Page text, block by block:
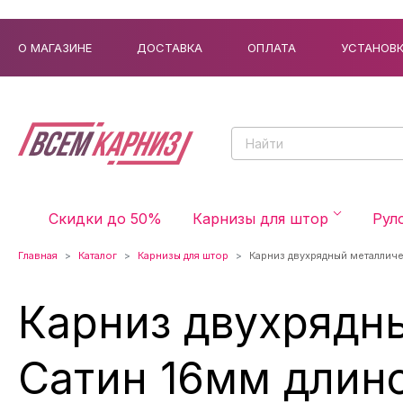
О МАГАЗИНЕ ДОСТАВКА ОПЛАТА
Скидки до 50% Карнизы для штор
Главная Каталог Карнизы для штор Карниз двухрядный
Карниз
Сатин 16мм